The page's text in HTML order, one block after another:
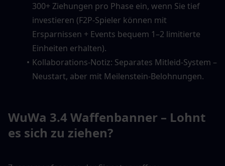
300+ Ziehungen pro Phase ein, wenn Sie tief
investieren (F2P-Spieler können mit
Ersparnissen + Events bequem 1–2 limitierte
Einheiten erhalten).
Kollaborations-Notiz: Separates Mitleid-System –
Neustart, aber mit Meilenstein-Belohnungen.
WuWa 3.4 Waffenbanner – Lohnt
es sich zu ziehen?